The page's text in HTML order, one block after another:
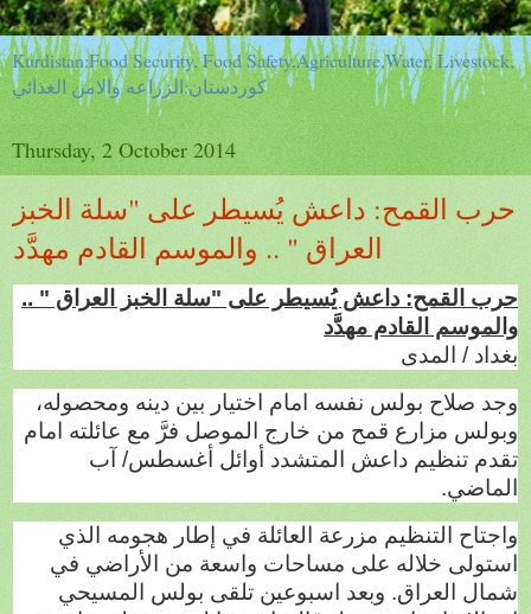
Kurdistan:Food Security, Food Safety,Agriculture,Water, Livestock,
كوردستان:الزراعه والامن الغذائي
Thursday, 2 October 2014
حرب القمح: داعش يُسيطر على "سلة الخبز
العراق " .. والموسم القادم مهدَّد
حرب القمح: داعش يُسيطر على "سلة الخبز العراق " ..
والموسم القادم مهدَّد
بغداد / المدى
وجد صلاح بولس نفسه امام اختيار بين دينه ومحصوله،
وبولس مزارع قمح من خارج الموصل فرَّ مع عائلته امام
تقدم تنظيم داعش المتشدد أوائل أغسطس/ آب
الماضي.
واجتاح التنظيم مزرعة العائلة في إطار هجومه الذي
استولى خلاله على مساحات واسعة من الأراضي في
شمال العراق. وبعد اسبوعين تلقى بولس المسيحي